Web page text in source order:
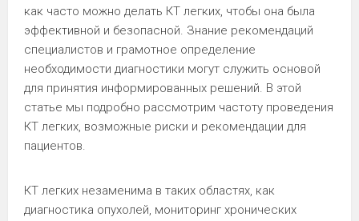
как часто можно делать КТ легких, чтобы она была
эффективной и безопасной. Знание рекомендаций
специалистов и грамотное определение
необходимости диагностики могут служить основой
для принятия информированных решений. В этой
статье мы подробно рассмотрим частоту проведения
КТ легких, возможные риски и рекомендации для
пациентов.
КТ легких незаменима в таких областях, как
диагностика опухолей, мониторинг хронических